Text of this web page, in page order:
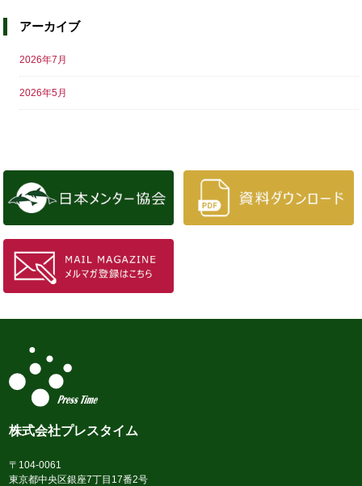
アーカイブ
2026年7月
2026年5月
株式会社プレスタイム
〒104-0061
東京都中央区銀座7丁目17番2号